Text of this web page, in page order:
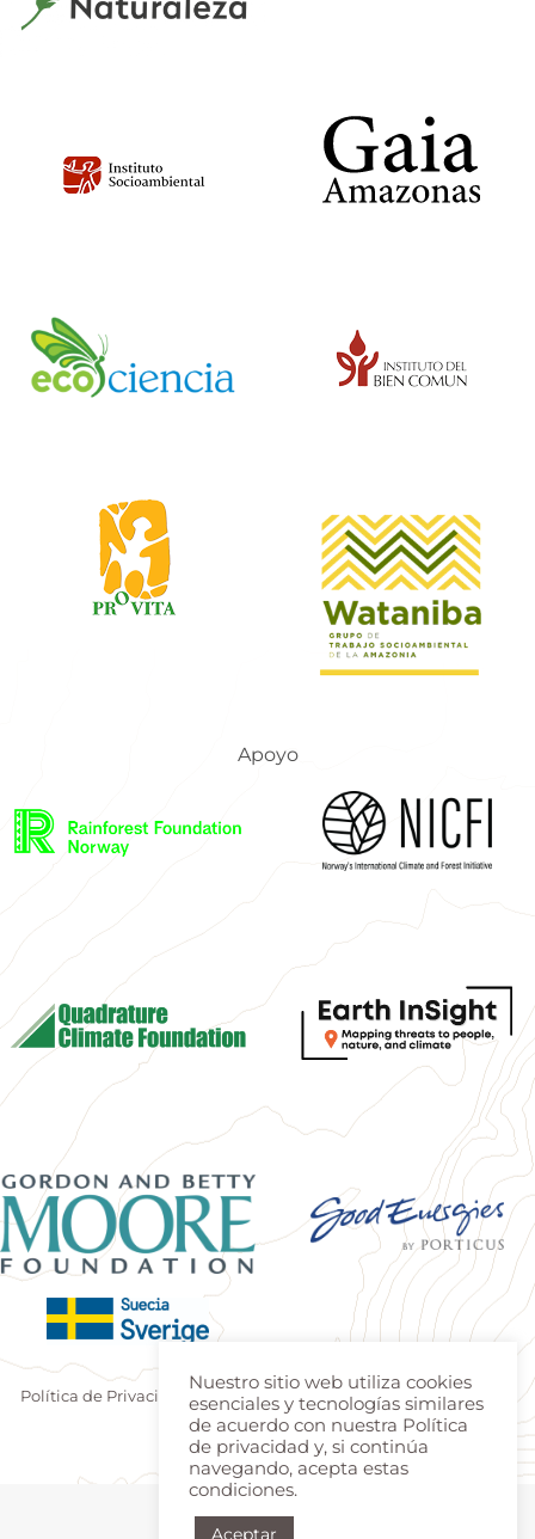
Apoyo
Política de Privacidad Terminos de uso | Produzido por
Teca|Login
Nuestro sitio web utiliza cookies
esenciales y tecnologías similares
de acuerdo con nuestra Política
de privacidad y, si continúa
navegando, acepta estas
condiciones.
Aceptar